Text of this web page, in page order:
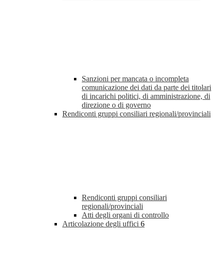
Sanzioni per mancata o incompleta
comunicazione dei dati da parte dei titolari
di incarichi politici, di amministrazione, di
direzione o di governo
Rendiconti gruppi consiliari regionali/provinciali
Rendiconti gruppi consiliari
regionali/provinciali
Atti degli organi di controllo
Articolazione degli uffici 6